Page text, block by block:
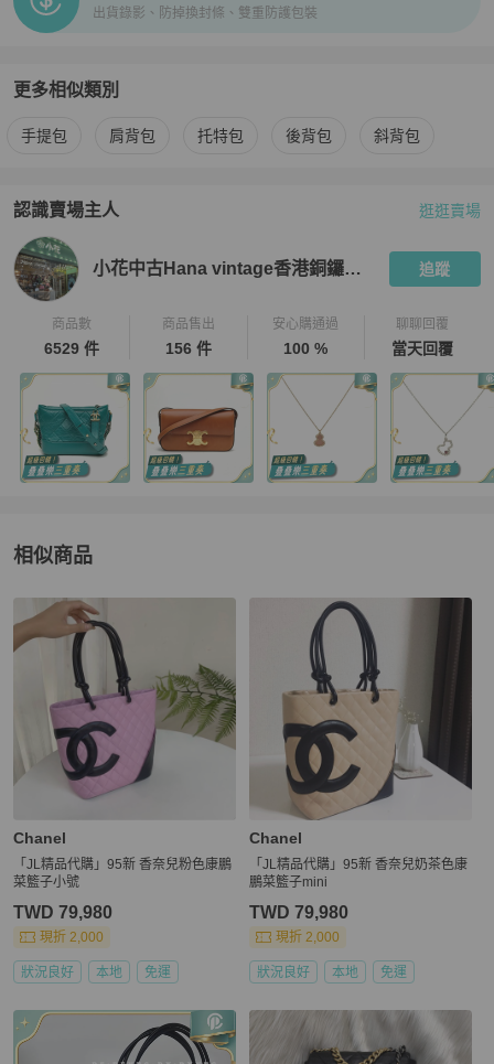
出貨錄影、防掉換封條、雙重防護包裝
更多相似類別
更多Chanel 女包相似商品推薦
手提包 肩背包 托特包 後背包 斜背包
認識賣場主人
PopChill 拍拍圈嚴選賣家 小花中古Hana vintage香港銅鑼灣店
逛逛賣場
小花中古Hana vintage香港銅鑼灣店 追蹤
商品數
6529 件
商品售出
156 件
安心購通過
100 %
聊聊回覆
當天回覆
相似商品
更多相似Chanel女包推薦精品
Chanel
「JL精品代購」95新 香奈兒粉色康鵬
菜籃子小號
TWD 79,980
現折 2,000
狀況良好 本地 免運
Chanel
「JL精品代購」95新 香奈兒奶茶色康
鵬菜籃子mini
TWD 79,980
現折 2,000
狀況良好 本地 免運